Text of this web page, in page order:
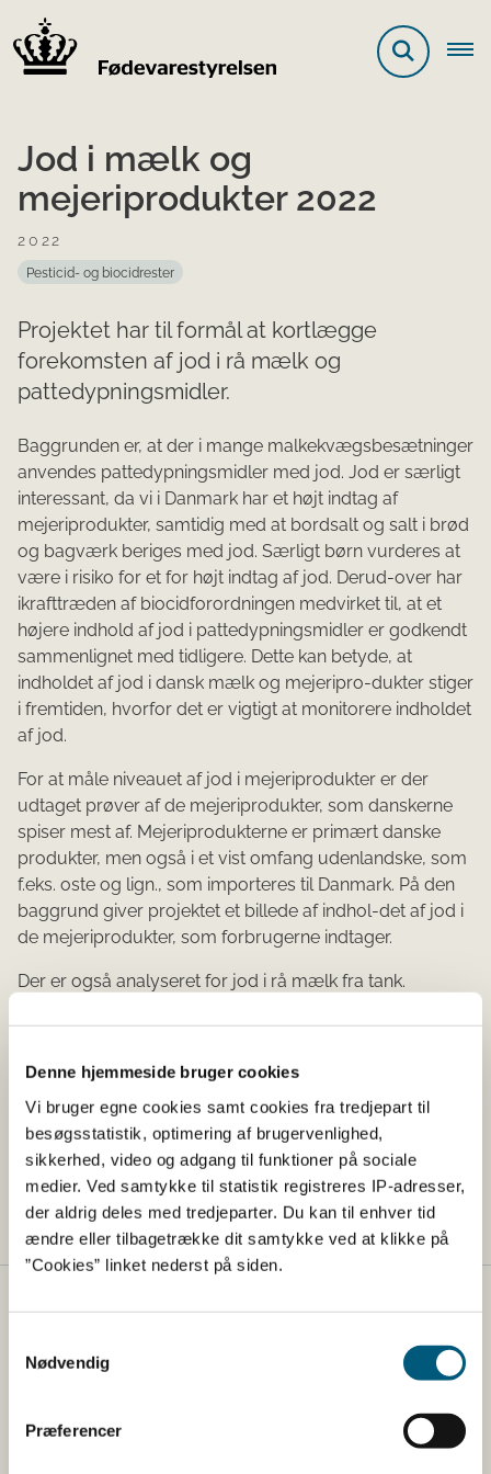
Denne hjemmeside bruger cookies
Vi bruger egne cookies samt cookies fra tredjepart til
besøgsstatistik, optimering af brugervenlighed,
sikkerhed, video og adgang til funktioner på sociale
medier. Ved samtykke til statistik registreres IP-adresser,
der aldrig deles med tredjeparter. Du kan til enhver tid
ændre eller tilbagetrække dit samtykke ved at klikke på
”Cookies” linket nederst på siden.
Nødvendig
Præferencer
Jod i mælk og
mejeriprodukter 2022
2022
Pesticid- og biocidrester
Projektet har til formål at kortlægge
forekomsten af jod i rå mælk og
pattedypningsmidler.
Baggrunden er, at der i mange malkekvægsbesætninger
anvendes pattedypningsmidler med jod. Jod er særligt
interessant, da vi i Danmark har et højt indtag af
mejeriprodukter, samtidig med at bordsalt og salt i brød
og bagværk beriges med jod. Særligt børn vurderes at
være i risiko for et for højt indtag af jod. Derud-over har
ikrafttræden af biocidforordningen medvirket til, at et
højere indhold af jod i pattedypningsmidler er godkendt
sammenlignet med tidligere. Dette kan betyde, at
indholdet af jod i dansk mælk og mejeripro-dukter stiger
i fremtiden, hvorfor det er vigtigt at monitorere indholdet
af jod.
For at måle niveauet af jod i mejeriprodukter er der
udtaget prøver af de mejeriprodukter, som danskerne
spiser mest af. Mejeriprodukterne er primært danske
produkter, men også i et vist omfang udenlandske, som
f.eks. oste og lign., som importeres til Danmark. På den
baggrund giver projektet et billede af indhol-det af jod i
de mejeriprodukter, som forbrugerne indtager.
Der er også analyseret for jod i rå mælk fra tank.
danske mejerier i 2018, 2019, 2021 og 2022. Resultaterne
kan bruges til at se, om der om der en stigning i jod i rå
mælk fra danske malkekøer, som kan skyldes den
stigende koncentration af jod i pattedypningsmidler.
Hent rapport
Fødevarestyrelsen
Fødevarestyrelsen er en styrelse under
Erhvervsministeriet. Styrelsen arbejder med hele
dyresundhed og sikker, sund mad. Vi står bag De